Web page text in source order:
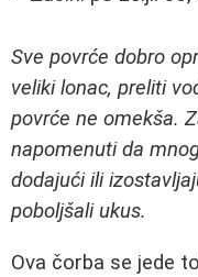
Sve povrće dobro
veliki lonac, preliti
povrće ne omekša.
napomenuti da
dodajući ili
poboljšali ukus.
Ova čorba se jede